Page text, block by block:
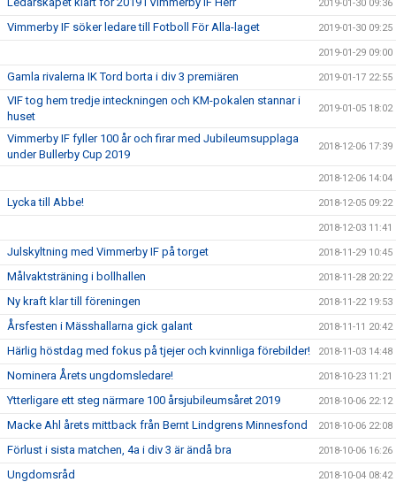
2019-01-30 09:36
Vimmerby IF söker ledare till Fotboll För Alla-laget 2019-01-30 09:25
2019-01-29 09:00
Gamla rivalerna IK Tord borta i div 3 premiären 2019-01-17 22:55
VIF tog hem tredje inteckningen och KM-pokalen stannar i
huset
2019-01-05 18:02
Vimmerby IF fyller 100 år och firar med Jubileumsupplaga
under Bullerby Cup 2019
2018-12-06 17:39
2018-12-06 14:04
Lycka till Abbe! 2018-12-05 09:22
2018-12-03 11:41
Julskyltning med Vimmerby IF på torget 2018-11-29 10:45
Målvaktsträning i bollhallen 2018-11-28 20:22
Ny kraft klar till föreningen 2018-11-22 19:53
Årsfesten i Mässhallarna gick galant 2018-11-11 20:42
Härlig höstdag med fokus på tjejer och kvinnliga förebilder! 2018-11-03 14:48
Nominera Årets ungdomsledare! 2018-10-23 11:21
Ytterligare ett steg närmare 100 årsjubileumsåret 2019 2018-10-06 22:12
Macke Ahl årets mittback från Bernt Lindgrens Minnesfond 2018-10-06 22:08
Förlust i sista matchen, 4a i div 3 är ändå bra 2018-10-06 16:26
Ungdomsråd 2018-10-04 08:42